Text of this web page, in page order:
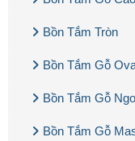
Bồn Tắm Tròn
Bồn Tắm Gỗ
Bồn Tắm Gỗ
Bồn Tắm Gỗ